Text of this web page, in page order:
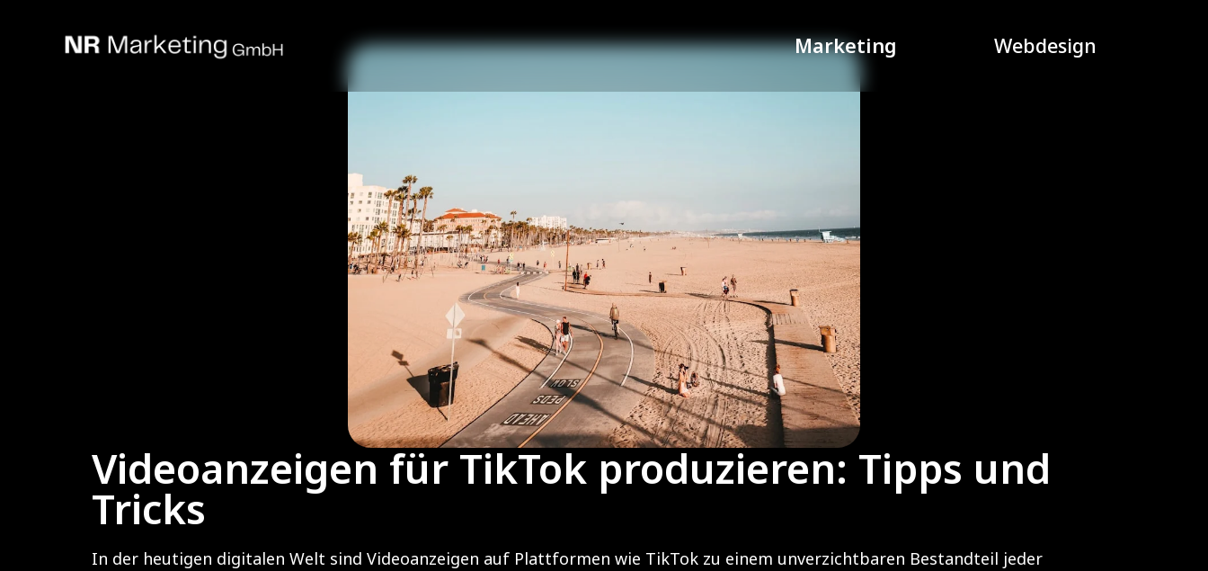
Marketing Webdesign
Videoanzeigen für TikTok produzieren: Tipps und
Tricks
In der heutigen digitalen Welt sind Videoanzeigen auf Plattformen wie TikTok zu einem unverzichtbaren Bestandteil jeder